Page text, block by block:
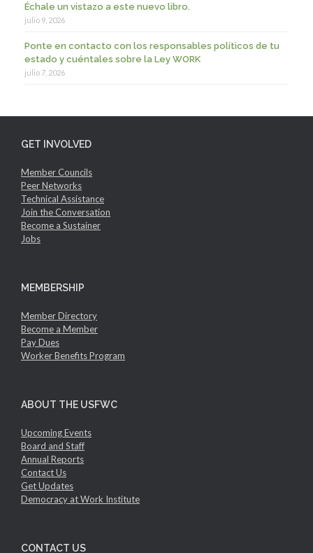
Échale un vistazo a este nuevo libro.
julio 9, 2026
Ponte en contacto con los responsables políticos de tu
estado y cuéntales sobre la Ley WORK
julio 7, 2026
GET INVOLVED
Member Councils
Peer Networks
Technical Assistance
Join the Conversation
Become a Sustainer
Jobs
MEMBERSHIP
Member Directory
Become a Member
Pay Dues
Worker Benefits Program
ABOUT THE USFWC
Upcoming Events
Board and Staff
Annual Reports
Contact Us
Get Updates
Democracy at Work Institute
CONTACT US